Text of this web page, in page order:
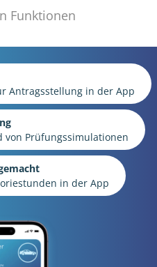
Funktionen
Antragsstellung in der App
von Prüfungssimulationen
in der App